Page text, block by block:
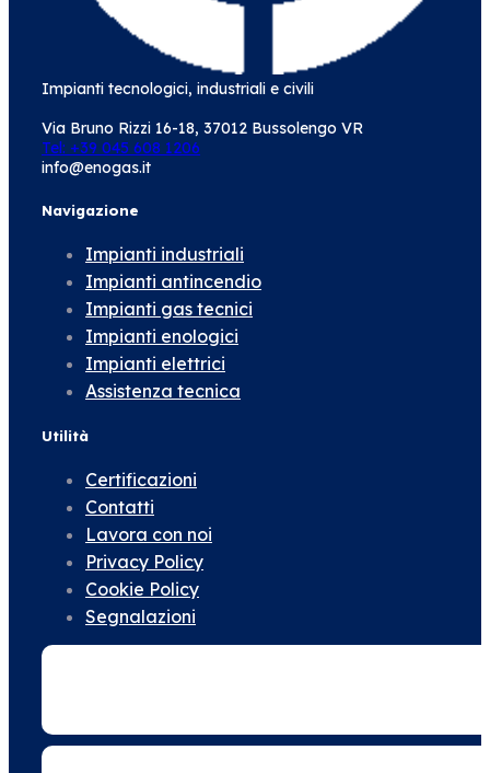
Impianti tecnologici, industriali e civili
Via Bruno Rizzi 16-18, 37012 Bussolengo VR
Tel: +39 045 608 1206
info@enogas.it
Navigazione
Impianti industriali
Impianti antincendio
Impianti gas tecnici
Impianti enologici
Impianti elettrici
Assistenza tecnica
Utilità
Certificazioni
Contatti
Lavora con noi
Privacy Policy
Cookie Policy
Segnalazioni